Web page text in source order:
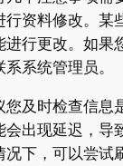
行资料修改。某
进行更改。如果
系统管理员。
您及时检查信息
会出现延迟，导
况下，可以尝试